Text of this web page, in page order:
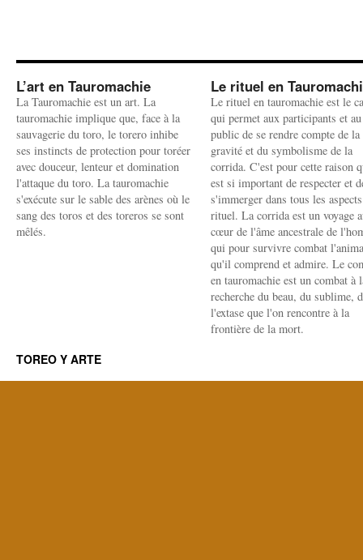
L’art en Tauromachie
La Tauromachie est un art. La
tauromachie implique que, face à la
sauvagerie du toro, le torero inhibe
ses instincts de protection pour toréer
avec douceur, lenteur et domination
l'attaque du toro. La tauromachie
s'exécute sur le sable des arènes où le
sang des toros et des toreros se sont
mêlés.
Le rituel en
Le rituel en tauromachie est le
qui permet aux participants et au
public de se rendre compte de la
gravité et du symbolisme de la
corrida. C'est pour cette raison
est si important de respecter et
s'immerger dans tous les
rituel. La corrida est un voyage
cœur de l'âme ancestrale de
qui pour survivre combat
qu'il comprend et admire. Le
en tauromachie est un combat à
recherche du beau, du sublime,
l'extase que l'on rencontre à la
frontière de la mort.
TOREO Y ARTE